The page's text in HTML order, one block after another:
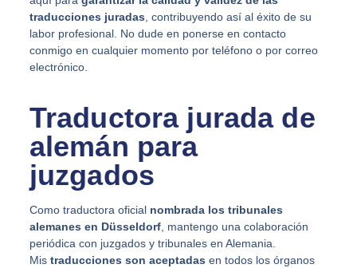
traducciones juradas , contribuyendo así al éxito de su
labor profesional. No dude en ponerse en contacto
conmigo en cualquier momento por teléfono o por correo
electrónico.
Traductora jurada de
alemán para
juzgados
Como traductora oficialnombrada los tribunales
alemanes en Düsseldorf, mantengo una colaboración
periódica con juzgados y tribunales en Alemania.
Mis traducciones son aceptadas en todos los órganos